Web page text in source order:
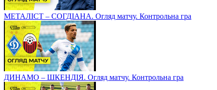
МЕТАЛІСТ – СОГДІАНА. Огляд матчу. Контрольна гра
ДИНАМО – ШКЕНДІЯ. Огляд матчу. Контрольна гра